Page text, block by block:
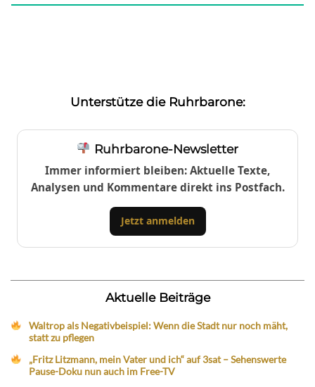
Unterstütze die Ruhrbarone:
Ruhrbarone-Newsletter
Immer informiert bleiben: Aktuelle Texte,
Analysen und Kommentare direkt ins Postfach.
Jetzt anmelden
Aktuelle Beiträge
Waltrop als Negativbeispiel: Wenn die Stadt nur noch mäht,
statt zu pflegen
„Fritz Litzmann, mein Vater und ich“ auf 3sat – Sehenswerte
Pause-Doku nun auch im Free-TV